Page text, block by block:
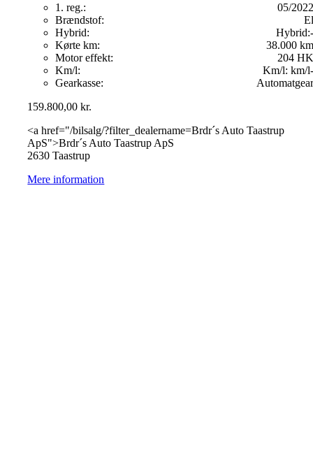
1. reg.:
05/2022
Brændstof:
El
Hybrid:
Hybrid:-
Kørte km:
38.000 km
Motor effekt:
204 HK
Km/l:
Km/l: -
km/l
Gearkasse:
Automatgear
159.800,00kr.
<a href="/bilsalg/?filter_dealername=Brdr´s Auto Taastrup
ApS">Brdr´s Auto Taastrup ApS
2630 Taastrup
Mere information